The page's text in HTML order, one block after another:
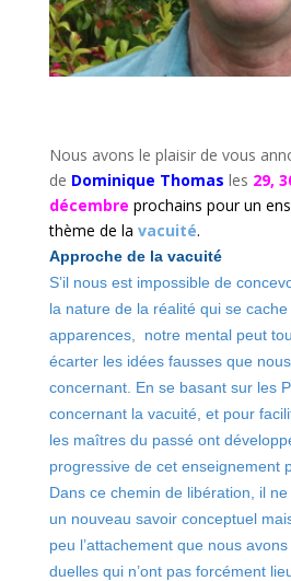
Nous avons le plaisir de vous
de Dominique Thomas les 29,
décembre prochains pour un
thème de la vacuité.
Approche de la vacuité
S’il nous est impossible de
la nature de la réalité qui se
apparences, notre mental peut
écarter les idées fausses que
concernant. En se basant sur les
concernant la vacuité, et pour
les maîtres du passé ont
progressive de cet enseignement
Dans ce chemin de libération, il ne
un nouveau savoir conceptuel
peu l’attachement que nous
duelles qui n’ont pas forcément